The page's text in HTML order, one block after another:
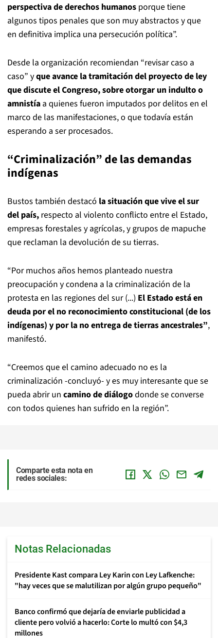
perspectiva de derechos humanos porque tiene
algunos tipos penales que son muy abstractos y que
en definitiva implica una persecución política”.
Desde la organización recomiendan “revisar caso a
caso” yque avance la tramitación del proyecto de ley
que discute el Congreso, sobre otorgar un indulto o
amnistía a quienes fueron imputados por delitos en el
marco de las manifestaciones, o que todavía están
esperando a ser procesados.
“Criminalización” de las demandas
indígenas
Bustos también destacó la situación que vive el sur
del país, respecto al violento conflicto entre el Estado,
empresas forestales y agrícolas, y grupos de mapuche
que reclaman la devolución de su tierras.
“Por muchos años hemos planteado nuestra
preocupación y condena a la criminalización de la
protesta en las regiones del sur (...) El Estado está en
deuda por el no reconocimiento constitucional (de los
indígenas) y por la no entrega de tierras ancestrales”,
manifestó.
“Creemos que el camino adecuado no es la
criminalización -concluyó- y es muy interesante que se
pueda abrir un camino de diálogodonde se converse
con todos quienes han sufrido en la región”.
Comparte esta nota en
redes sociales:
Notas Relacionadas
Presidente Kast compara Ley Karin con Ley Lafkenche:
"hay veces que se malutilizan por algún grupo pequeño"
Banco confirmó que dejaría de enviarle publicidad a
cliente pero volvió a hacerlo: Corte lo multó con $4,3
millones